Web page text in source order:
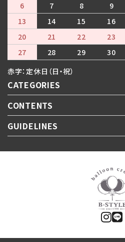
6
7 8 9
13
14 15 16
20
21 22 23
27
28 29
30
赤字：定休日（日・祝）
CATEGORIES
CONTENTS
GUIDELINES